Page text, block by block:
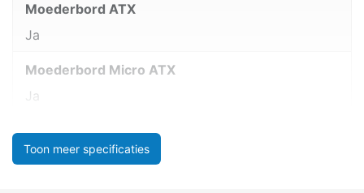
Moederbord ATX
Ja
Moederbord Micro ATX
Ja
Toon meer specificaties